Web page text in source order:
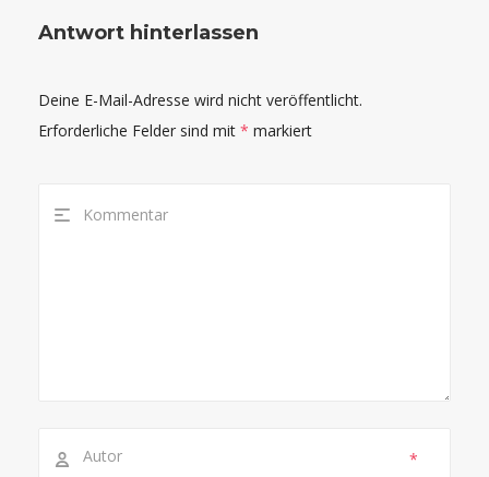
Antwort hinterlassen
Deine E-Mail-Adresse wird nicht veröffentlicht.
Erforderliche Felder sind mit * markiert
*